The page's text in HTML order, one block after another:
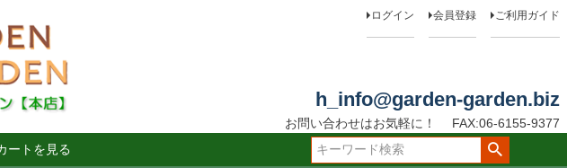
ログイン 会員登録 ご利用ガイド
h_info@garden-garden.biz
お問い合わせはお気軽に！
FAX:06-6155-9377
ートを見る
検索